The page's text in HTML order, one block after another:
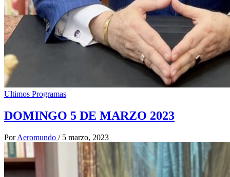
Ultimos Programas
DOMINGO 5 DE MARZO 2023
Por Aeromundo / 5 marzo, 2023